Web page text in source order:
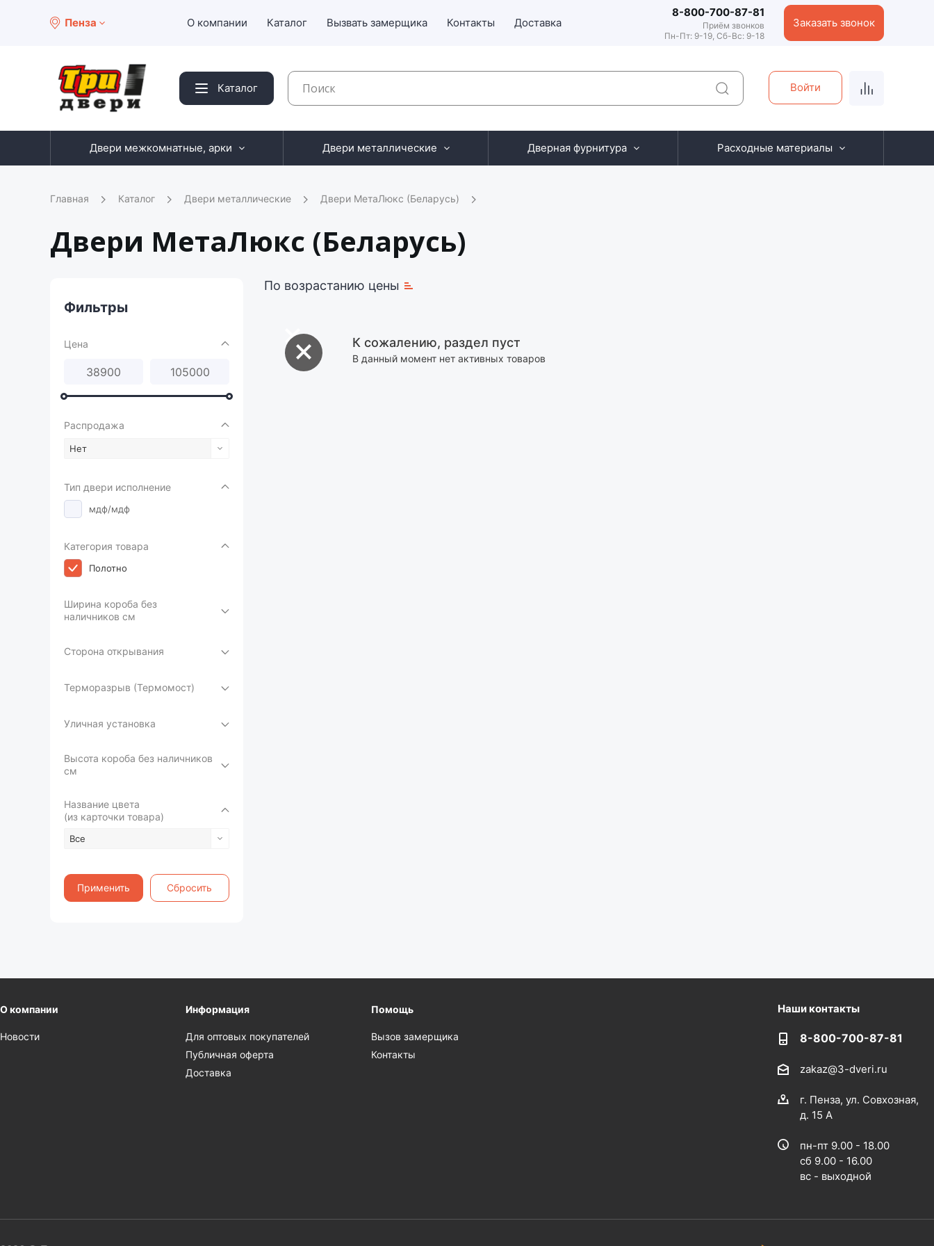
Пенза О компании Каталог Вызвать замерщика Контакты Доставка
8-800-700-87-81
Приём звонков
Пн-Пт: 9-19, Сб-Вс: 9-18
Заказать звонок
Каталог Войти
Двери межкомнатные, арки Двери металлические Дверная фурнитура Расходные материалы
Главная Каталог Двери металлические Двери МетаЛюкс (Беларусь)
Двери МетаЛюкс (Беларусь)
Фильтры
Цена
Распродажа
Нет
Тип двери исполнение
мдф/мдф
Категория товара
Полотно
Ширина короба без
наличников см
Сторона открывания
Терморазрыв (Термомост)
Уличная установка
Высота короба без наличников
см
Название цвета
(из карточки товара)
Все
Применить Сбросить
По возрастанию цены
К сожалению, раздел пуст
В данный момент нет активных товаров
О компании
Новости
Информация
Для оптовых покупателей
Публичная оферта
Доставка
Помощь
Вызов замерщика
Контакты
Наши контакты
8-800-700-87-81
zakaz@3-dveri.ru
г. Пенза, ул. Совхозная,
д. 15 А
пн-пт 9.00 - 18.00
сб 9.00 - 16.00
вс - выходной